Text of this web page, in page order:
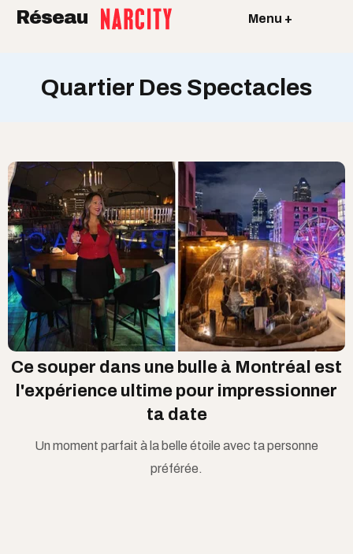
Réseau Menu +
Quartier Des Spectacles
Ce souper dans une bulle à Montréal est
l'expérience ultime pour impressionner
ta date
Un moment parfait à la belle étoile avec ta personne
préférée.